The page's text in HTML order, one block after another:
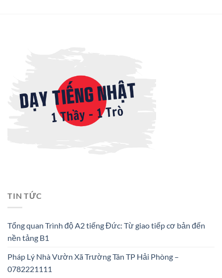
TIN TỨC
Tổng quan Trình độ A2 tiếng Đức: Từ giao tiếp cơ bản đến
nền tảng B1
Pháp Lý Nhà Vườn Xã Trường Tân TP Hải Phòng –
0782221111